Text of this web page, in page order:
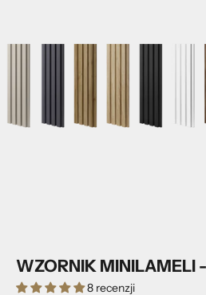
WZORNIK MINILAMELI
8 recenzji